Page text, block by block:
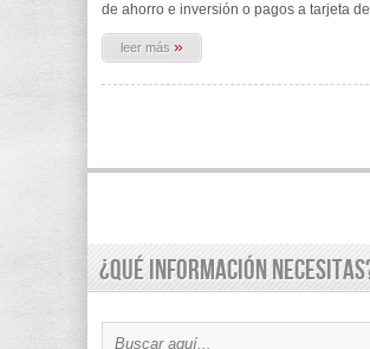
de ahorro e inversión o pagos a tarjeta de
leer más »
¿Qué información